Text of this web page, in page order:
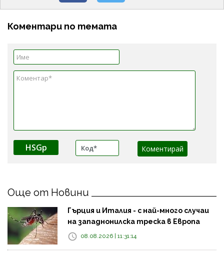
Коментари по темата
HSGp
Още от Новини
Гърция и Италия - с най-много случаи
на западнонилска треска в Европа
08.08.2026 | 11:31:14